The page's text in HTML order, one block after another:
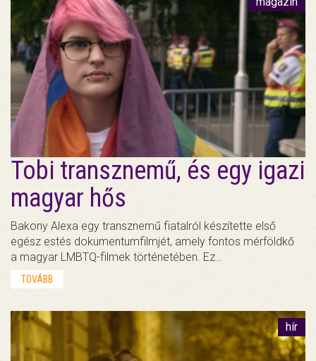
Tobi transznemű, és egy igazi
magyar hős
Bakony Alexa egy transznemű fiatalról készítette első
egész estés dokumentumfilmjét, amely fontos mérföldkő
a magyar LMBTQ-filmek történetében. Ez…
TOVÁBB
hír